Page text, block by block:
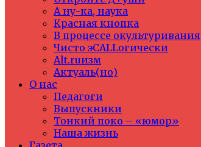
А ну-ка, наука
Красная кнопка
В процессе окультуривания
Чисто эCALLогически
Alt.ruизм
Актуаль(но)
О нас
Педагоги
Выпускники
Тонкий поко – «юмор»
Наша жизнь